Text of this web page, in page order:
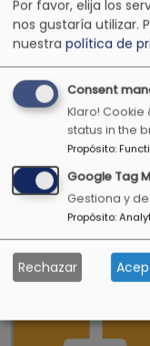
La gloria de los
hermosura de
color gris.
Proverbios 20:29
OTRAS
Por favor, elija los
nos gustaría utilizar.
nuestra política de
Consent
Klaro!
status in the
Propósito:
Google Tag
Gestiona y
Propósito:
Rechazar